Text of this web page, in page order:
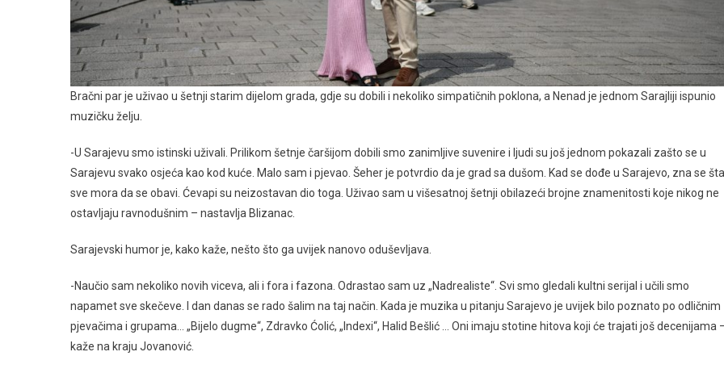
Bračni par je uživao u šetnji starim dijelom grada, gdje su dobili i nekoliko simpatičnih poklona, a Nenad je jednom Sarajliji ispunio
muzičku želju.
-U Sarajevu smo istinski uživali. Prilikom šetnje čaršijom dobili smo zanimljive suvenire i ljudi su još jednom pokazali zašto se u
Sarajevu svako osjeća kao kod kuće. Malo sam i pjevao. Šeher je potvrdio da je grad sa dušom. Kad se dođe u Sarajevo, zna se šta
sve mora da se obavi. Ćevapi su neizostavan dio toga. Uživao sam u višesatnoj šetnji obilazeći brojne znamenitosti koje nikog ne
ostavljaju ravnodušnim – nastavlja Blizanac.
Sarajevski humor je, kako kaže, nešto što ga uvijek nanovo oduševljava.
-Naučio sam nekoliko novih viceva, ali i fora i fazona. Odrastao sam uz „Nadrealiste“. Svi smo gledali kultni serijal i učili smo
napamet sve skečeve. I dan danas se rado šalim na taj način. Kada je muzika u pitanju Sarajevo je uvijek bilo poznato po odličnim
pjevačima i grupama… „Bijelo dugme“, Zdravko Ćolić, „Indexi“, Halid Bešlić … Oni imaju stotine hitova koji će trajati još decenijama
kaže na kraju Jovanović.